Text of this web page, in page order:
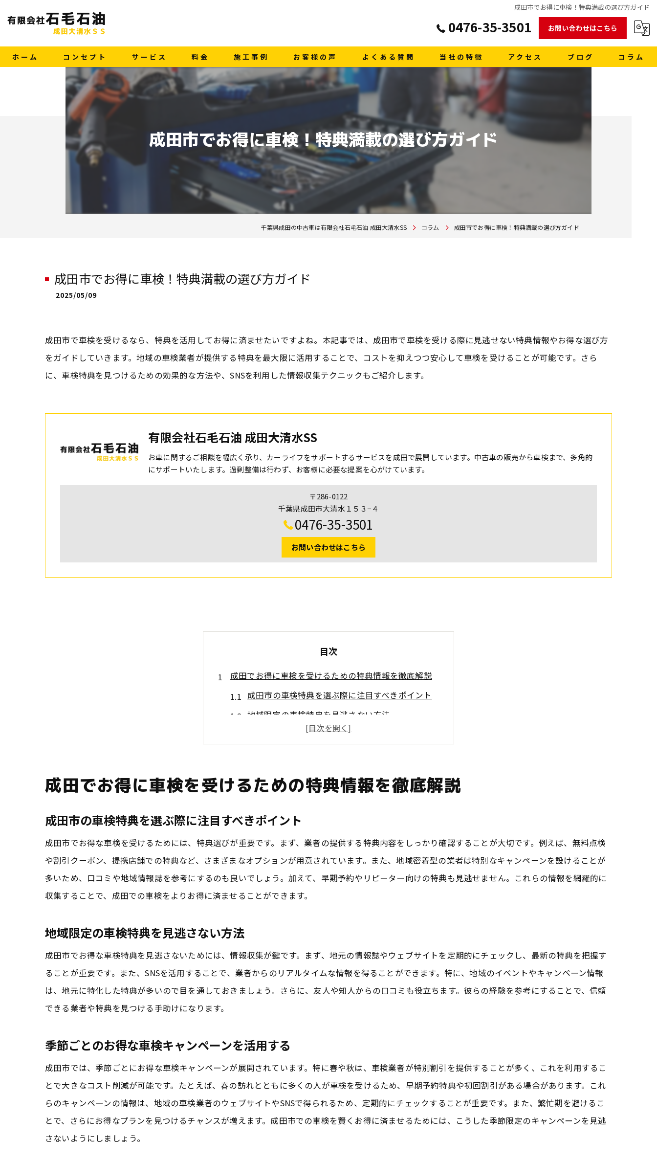
成田市でお得に車検！特典満載の選び方ガイド
0476-35-3501 お問い合わせはこちら
ホーム コンセプト サービス 料金 施工事例 お客様の声 よくある質問 当社の特徴
販売
車検
格安レンタカー
アクセス ブログ コラム
成田市でお得に車検！特典満載の選び方ガイド
千葉県成田の中古車は有限会社石毛石油 成田大清水SS コラム 成田市でお得に車検！特典満載の選び方ガイド
成田市でお得に車検！特典満載の選び方ガイド
2025/05/09
成田市で車検を受けるなら、特典を活用してお得に済ませたいですよね。本記事では、成田市で車検を受ける際に見逃せない特典情報やお得な選び方
をガイドしていきます。地域の車検業者が提供する特典を最大限に活用することで、コストを抑えつつ安心して車検を受けることが可能です。さら
に、車検特典を見つけるための効果的な方法や、SNSを利用した情報収集テクニックもご紹介します。
有限会社石毛石油 成田大清水SS
お車に関するご相談を幅広く承り、カーライフをサポートするサービスを成田で展開しています。中古車の販売から車検まで、多角的
にサポートいたします。過剰整備は行わず、お客様に必要な提案を心がけています。
〒286-0122
千葉県成田市大清水１５３−４
0476-35-3501
お問い合わせはこちら
目次
成田でお得に車検を受けるための特典情報を徹底解説
成田市の車検特典を選ぶ際に注目すべきポイント
地域限定の車検特典を見逃さない方法
季節ごとのお得な車検キャンペーンを活用する
オンラインプラットフォームでの特典情報収集法
車検を成田で受けるなら知っておきたい特典の選び方
成田市で人気の高い特典を持つ業者の特徴
成田市の車検特典を最大限に活用する方法
特典を組み合わせてコストを削減するテクニック
事前予約でさらにお得に車検を受ける
追加サービス付きの特典を賢く選ぶ
成田市内での特典活用成功事例
成田で見逃せない車検の特典情報とお得な活用法
成田市での車検特典の最新情報
割引特典を最大限に活用するテクニック
成田でお得に車検を受けるための特典情報を徹底解説
成田市の車検特典を選ぶ際に注目すべきポイント
成田市でお得な車検を受けるためには、特典選びが重要です。まず、業者の提供する特典内容をしっかり確認することが大切です。例えば、無料点検
や割引クーポン、提携店舗での特典など、さまざまなオプションが用意されています。また、地域密着型の業者は特別なキャンペーンを設けることが
多いため、口コミや地域情報誌を参考にするのも良いでしょう。加えて、早期予約やリピーター向けの特典も見逃せません。これらの情報を網羅的に
収集することで、成田での車検をよりお得に済ませることができます。
地域限定の車検特典を見逃さない方法
成田市でお得な車検特典を見逃さないためには、情報収集が鍵です。まず、地元の情報誌やウェブサイトを定期的にチェックし、最新の特典を把握す
ることが重要です。また、SNSを活用することで、業者からのリアルタイムな情報を得ることができます。特に、地域のイベントやキャンペーン情報
は、地元に特化した特典が多いので目を通しておきましょう。さらに、友人や知人からの口コミも役立ちます。彼らの経験を参考にすることで、信頼
できる業者や特典を見つける手助けになります。
季節ごとのお得な車検キャンペーンを活用する
成田市では、季節ごとにお得な車検キャンペーンが展開されています。特に春や秋は、車検業者が特別割引を提供することが多く、これを利用するこ
とで大きなコスト削減が可能です。たとえば、春の訪れとともに多くの人が車検を受けるため、早期予約特典や初回割引がある場合があります。これ
らのキャンペーンの情報は、地域の車検業者のウェブサイトやSNSで得られるため、定期的にチェックすることが重要です。また、繁忙期を避けるこ
とで、さらにお得なプランを見つけるチャンスが増えます。成田市での車検を賢くお得に済ませるためには、こうした季節限定のキャンペーンを見逃
さないようにしましょう。